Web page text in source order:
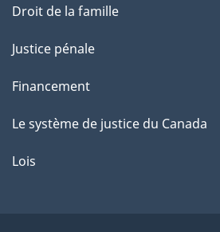
Droit de la famille
Justice pénale
Financement
Le système de justice du Canada
Lois